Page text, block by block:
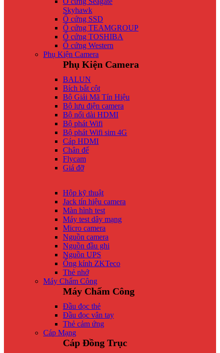
Skyhawk
Ổ cứng SSD
Ổ cứng TEAMGROUP
Ổ cứng TOSHIBA
Ổ cứng Western
Phụ Kiện Camera
Phụ Kiện Camera
BALUN
Bích bắt cột
Bộ Giải Mã Tín Hiệu
Bộ lưu điện camera
Bộ nối dài HDMI
Bộ phát Wifi
Bộ phát Wifi sim 4G
Cáp HDMI
Chân đế
Flycam
Giá đỡ
Hộp kỹ thuật
Jack tín hiệu camera
Màn hình test
Máy test dây mạng
Micro camera
Nguồn camera
Nguồn đầu ghi
Nguồn UPS
Ống kính ZKTeco
Thẻ nhớ
Máy Chấm Công
Máy Chấm Công
Đầu đọc thẻ
Đầu đọc vân tay
Thẻ cảm ứng
Cáp Mạng
Cáp Đồng Trục